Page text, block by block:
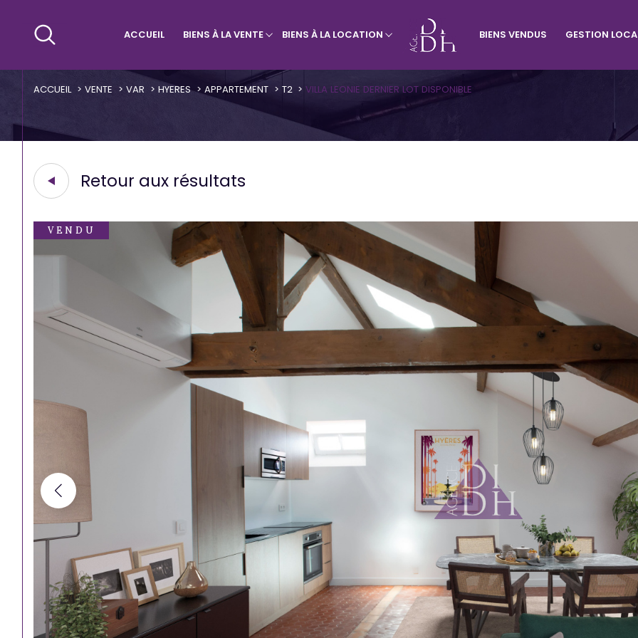
ACCUEIL BIENS À LA VENTE BIENS À LA LOCATION BIENS VENDUS GESTION
Visiter le site de l'agence du
ACCUEIL VENTE VAR HYERES APPARTEMENT T2 VILLA LEONIE DERNIER LOT DISPONIBLE
Retour aux résultats
VENDU